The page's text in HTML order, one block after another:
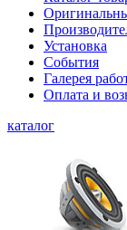
Установка
События
Галерея
Оплата и
каталог